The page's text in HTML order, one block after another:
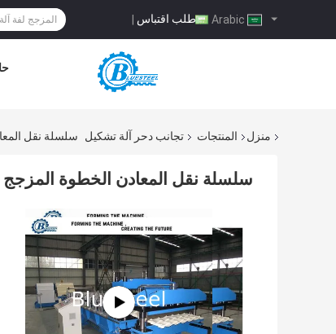
طلب اقتباس |
منزل المنتجات تجانب دحر آلة تشكيل سلسلة نقل
سلسلة نقل المعادن الخطوة